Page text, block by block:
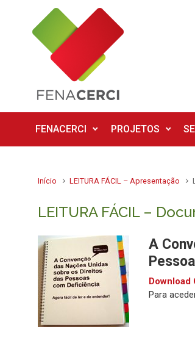
Skip to main content
FENACERCI PROJETOS
Início LEITURA FÁCIL – Apresentação
LEITURA FÁCIL –
A
Download
Para